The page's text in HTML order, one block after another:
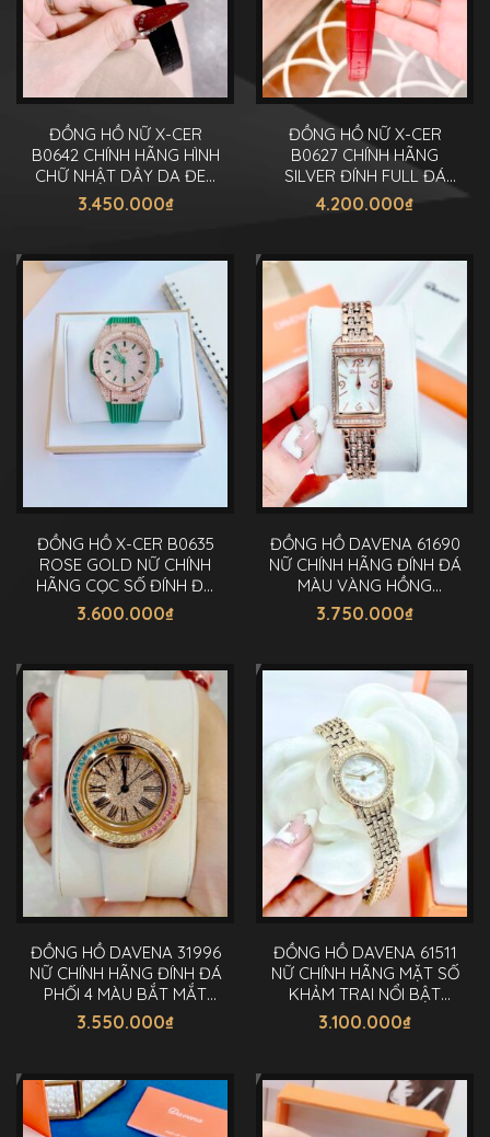
ĐỒNG HỒ NỮ X-CER
B0642 CHÍNH HÃNG HÌNH
CHỮ NHẬT DÂY DA ĐEN
ĐÍNH ĐÁ 34MM
3.450.000₫
ĐỒNG HỒ NỮ X-CER
B0627 CHÍNH HÃNG
SILVER ĐÍNH FULL ĐÁ
SWAROVSKI 35MM
4.200.000₫
ĐỒNG HỒ X-CER B0635
ROSE GOLD NỮ CHÍNH
HÃNG CỌC SỐ ĐÍNH ĐÁ
LỤC 34MM
3.600.000₫
ĐỒNG HỒ DAVENA 61690
NỮ CHÍNH HÃNG ĐÍNH ĐÁ
MÀU VÀNG HỒNG
19X29MM
3.750.000₫
ĐỒNG HỒ DAVENA 31996
NỮ CHÍNH HÃNG ĐÍNH ĐÁ
PHỐI 4 MÀU BẮT MẮT
30MM
3.550.000₫
ĐỒNG HỒ DAVENA 61511
NỮ CHÍNH HÃNG MẶT SỐ
KHẢM TRAI NỔI BẬT
22MM
3.100.000₫